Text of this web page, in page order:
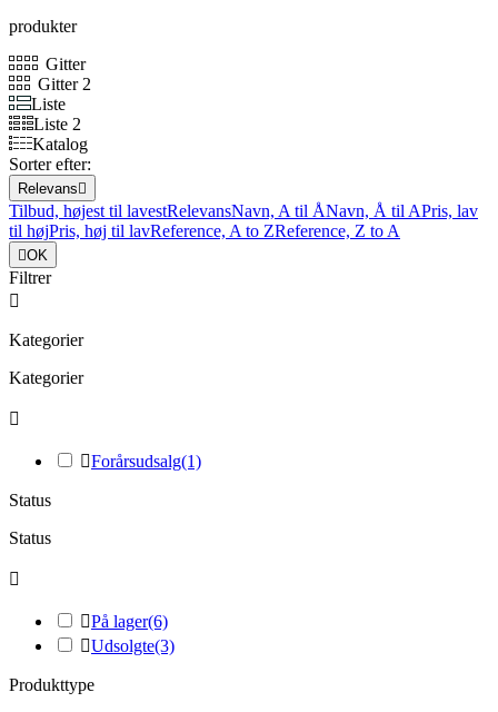
produkter
Gitter
Gitter 2
Liste
Liste 2
Katalog
Sorter efter:
Relevans 
Tilbud, højest til lavestRelevansNavn, A til ÅNavn, Å til APris, lav
til højPris, høj til lavReference, A to ZReference, Z to A
OK
Filtrer

Kategorier
Kategorier

Forårsudsalg(1)
Status
Status

På lager(6)
Udsolgte(3)
Produkttype